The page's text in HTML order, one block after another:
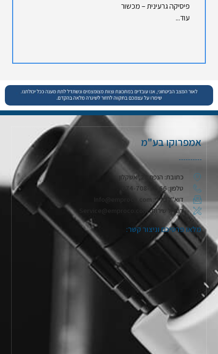
פיסיקה גרעינית – מכשור
עוד...
אמפרוקו בע"מ
כתובת: הנפח 28, אשקלון
טלפון: 074-708-71-66
דוא"ל כללי: Info@emproco.com
דוא"ל שירות: Service@emproco.com
מלאו פרטיכם וניצור קשר: